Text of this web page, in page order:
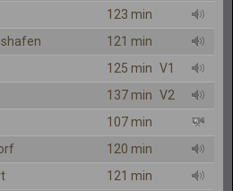
123 min
121 min
125 min V1
137 min V2
107 min
120 min
121 min